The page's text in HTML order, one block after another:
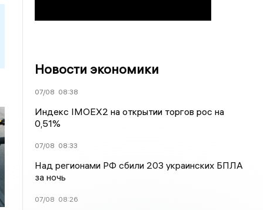
Новости экономики
07/08 08:38
Индекс IMOEX2 на открытии торгов рос на
0,51%
07/08 08:33
Над регионами РФ сбили 203 украинских БПЛА
за ночь
07/08 08:26